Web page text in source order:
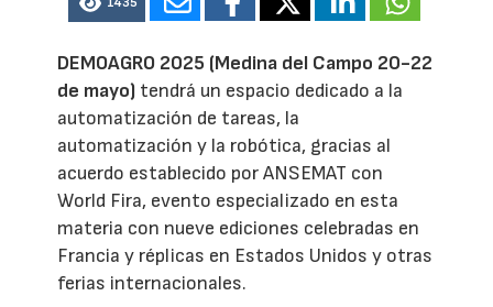
DEMOAGRO 2025 (Medina del Campo 20-22
de mayo) tendrá un espacio dedicado a la
automatización de tareas, la
automatización y la robótica, gracias al
acuerdo establecido por ANSEMAT con
World Fira, evento especializado en esta
materia con nueve ediciones celebradas en
Francia y réplicas en Estados Unidos y otras
ferias internacionales.